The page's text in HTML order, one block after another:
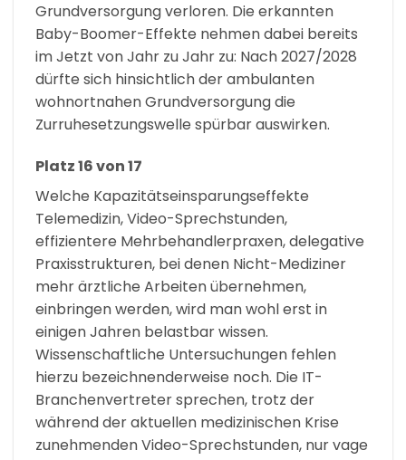
Grundversorgung verloren. Die erkannten
Baby-Boomer-Effekte nehmen dabei bereits
im Jetzt von Jahr zu Jahr zu: Nach 2027/2028
dürfte sich hinsichtlich der ambulanten
wohnortnahen Grundversorgung die
Zurruhesetzungswelle spürbar auswirken.
Platz 16 von 17
Welche Kapazitätseinsparungseffekte
Telemedizin, Video-Sprechstunden,
effizientere Mehrbehandlerpraxen, delegative
Praxisstrukturen, bei denen Nicht-Mediziner
mehr ärztliche Arbeiten übernehmen,
einbringen werden, wird man wohl erst in
einigen Jahren belastbar wissen.
Wissenschaftliche Untersuchungen fehlen
hierzu bezeichnenderweise noch. Die IT-
Branchenvertreter sprechen, trotz der
während der aktuellen medizinischen Krise
zunehmenden Video-Sprechstunden, nur vage